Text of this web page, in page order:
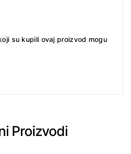
su kupili ovaj proizvod mogu
Proizvodi